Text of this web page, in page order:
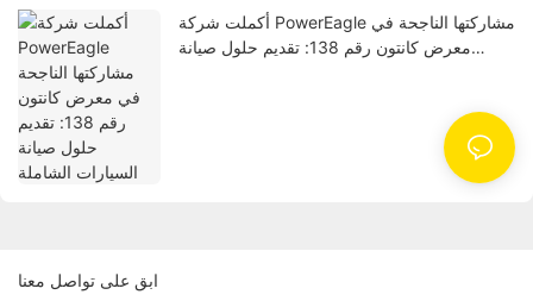
أكملت شركة PowerEagle مشاركتها الناجحة في
معرض كانتون رقم 138: تقديم حلول صيانة
ابق على تواصل معنا